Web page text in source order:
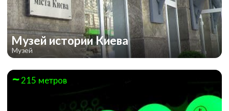
Музей истории Киева
Музей
215 метров